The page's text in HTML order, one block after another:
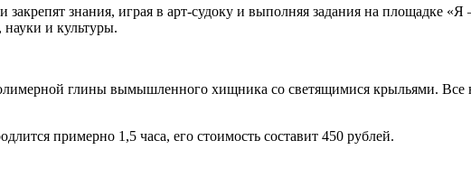
закрепят знания, играя в арт-судоку и выполняя задания на площадке
и культуры.
глины вымышленного хищника со светящимися крыльями. Все
примерно 1,5 часа, его стоимость составит 450 рублей.